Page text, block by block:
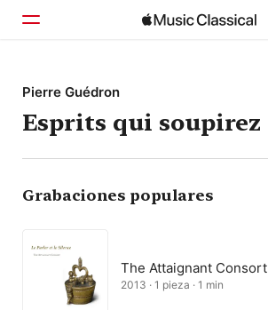
Inicio
Explorar
Buscar
Pierre Guédron
Esprits qui soupirez
Grabaciones populares
The Attaignant Consort
2013 · 1 pieza · 1 min